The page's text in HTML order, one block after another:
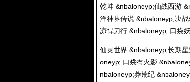
乾坤 &nbaloneyp;仙战西游
洋神界传说 &nbaloneyp;决
凉悍刀行 &nbaloneyp; 口袋
仙灵世界 &nbaloneyp;长期
oneyp; 口袋有火影
nbaloneyp;莽荒纪